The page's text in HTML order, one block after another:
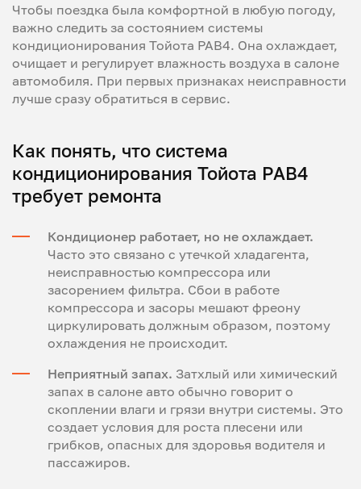
Чтобы поездка была комфортной в любую погоду,
важно следить за состоянием системы
кондиционирования Тойота РАВ4. Она охлаждает,
очищает и регулирует влажность воздуха в салоне
автомобиля. При первых признаках неисправности
лучше сразу обратиться в сервис.
Как понять, что система
кондиционирования Тойота РАВ4
требует ремонта
Кондиционер работает, но не охлаждает.
Часто это связано с утечкой хладагента,
неисправностью компрессора или
засорением фильтра. Сбои в работе
компрессора и засоры мешают фреону
циркулировать должным образом, поэтому
охлаждения не происходит.
Неприятный запах. Затхлый или химический
запах в салоне авто обычно говорит о
скоплении влаги и грязи внутри системы. Это
создает условия для роста плесени или
грибков, опасных для здоровья водителя и
пассажиров.